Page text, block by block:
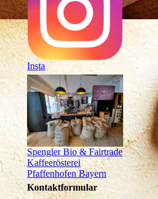
Insta
Spengler Bio & Fairtrade
Kaffeerösterei
Pfaffenhofen Bayern
Kontaktformular